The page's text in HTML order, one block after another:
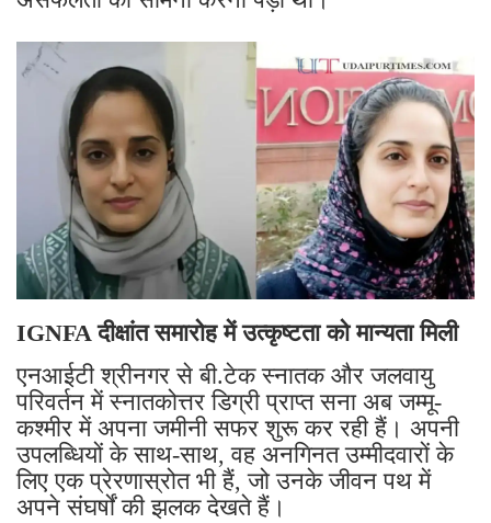
IGNFA दीक्षांत समारोह में उत्कृष्टता को मान्यता मिली
एनआईटी श्रीनगर से बी.टेक स्नातक और जलवायु
परिवर्तन में स्नातकोत्तर डिग्री प्राप्त सना अब जम्मू-
कश्मीर में अपना जमीनी सफर शुरू कर रही हैं। अपनी
उपलब्धियों के साथ-साथ, वह अनगिनत उम्मीदवारों के
लिए एक प्रेरणास्रोत भी हैं, जो उनके जीवन पथ में
अपने संघर्षों की झलक देखते हैं।